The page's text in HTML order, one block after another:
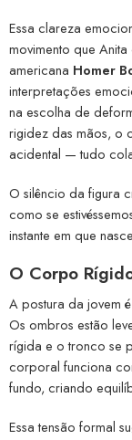
Essa clareza
movimento que
americana Homer
interpretações
na escolha de
rigidez das mãos, o
acidental — tudo
O silêncio da figura
como se
instante em que
O Corpo
A postura da jovem
Os ombros estão
rígida e o tronco se
corporal funciona
fundo, criando
Essa tensão formal